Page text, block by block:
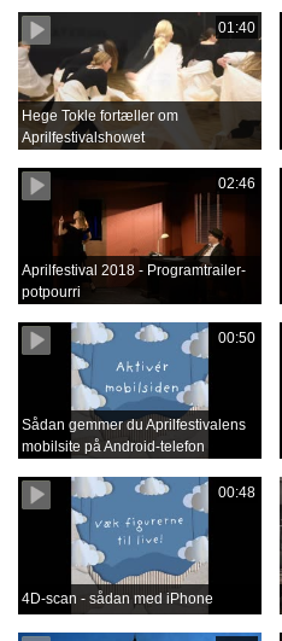
01:40
Hege Tokle fortæller om
Aprilfestivalshowet
02:46
Aprilfestival 2018 - Programtrailer-
potpourri
00:50
Sådan gemmer du Aprilfestivalens
mobilsite på Android-telefon
00:48
4D-scan - sådan med iPhone